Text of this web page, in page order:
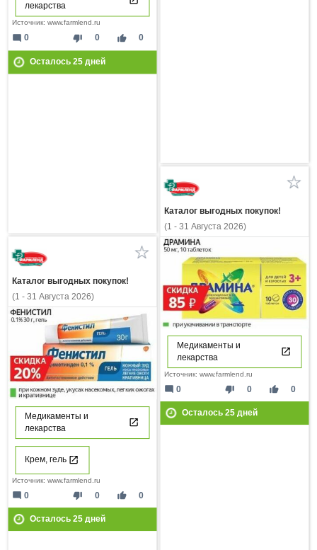
лекарства
Источник: www.farmlend.ru
thumb_down 0 thumb_up 0
mode_comment 0
Осталось 25дней
Каталог выгодных покупок!
(1 - 31 Августа 2026)
Медикаменты и
лекарства
Источник: www.farmlend.ru
thumb_down 0 thumb_up 0
mode_comment 0
Осталось 25дней
Каталог выгодных покупок!
(1 - 31 Августа 2026)
Медикаменты и
лекарства
Крем, гель
Источник: www.farmlend.ru
thumb_down 0 thumb_up 0
mode_comment 0
Осталось 25дней